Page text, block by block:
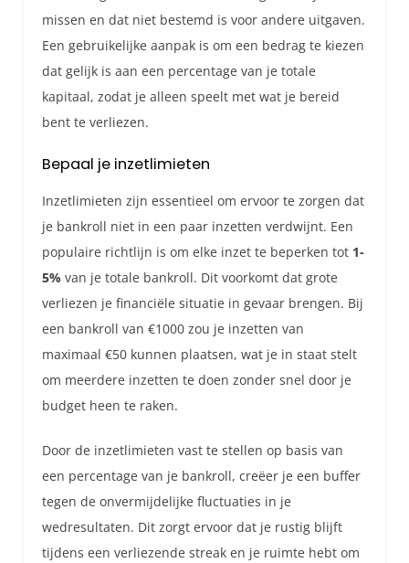
missen en dat niet bestemd is voor andere uitgaven.
Een gebruikelijke aanpak is om een bedrag te kiezen
dat gelijk is aan een percentage van je totale
kapitaal, zodat je alleen speelt met wat je bereid
bent te verliezen.
Bepaal je inzetlimieten
Inzetlimieten zijn essentieel om ervoor te zorgen dat
je bankroll niet in een paar inzetten verdwijnt. Een
populaire richtlijn is om elke inzet te beperken tot 1-
5% van je totale bankroll. Dit voorkomt dat grote
verliezen je financiële situatie in gevaar brengen. Bij
een bankroll van €1000 zou je inzetten van
maximaal €50 kunnen plaatsen, wat je in staat stelt
om meerdere inzetten te doen zonder snel door je
budget heen te raken.
Door de inzetlimieten vast te stellen op basis van
een percentage van je bankroll, creëer je een buffer
tegen de onvermijdelijke fluctuaties in je
wedresultaten. Dit zorgt ervoor dat je rustig blijft
tijdens een verliezende streak en je ruimte hebt om